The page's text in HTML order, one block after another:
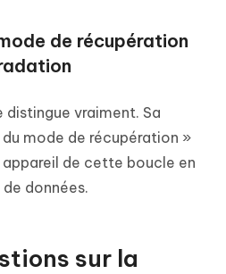
de récupération
distingue vraiment. Sa
mode de récupération »
de cette boucle en
données.
sur la